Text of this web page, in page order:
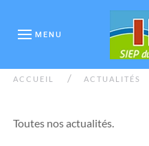
MENU
ACCUEIL / ACTUALITÉS
Toutes nos actualités.